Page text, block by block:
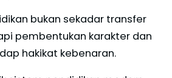
bukan sekadar transfer
pembentukan karakter dan
hakikat kebenaran.